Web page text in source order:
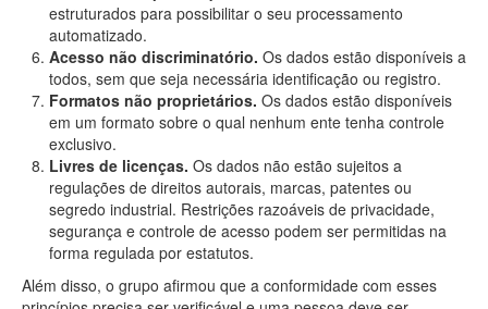
estruturados para possibilitar o seu processamento
automatizado.
Acesso não discriminatório. Os dados estão disponíveis a
todos, sem que seja necessária identificação ou registro.
Formatos não proprietários. Os dados estão disponíveis
em um formato sobre o qual nenhum ente tenha controle
exclusivo.
Livres de licenças. Os dados não estão sujeitos a
regulações de direitos autorais, marcas, patentes ou
segredo industrial. Restrições razoáveis de privacidade,
segurança e controle de acesso podem ser permitidas na
forma regulada por estatutos.
Além disso, o grupo afirmou que a conformidade com esses